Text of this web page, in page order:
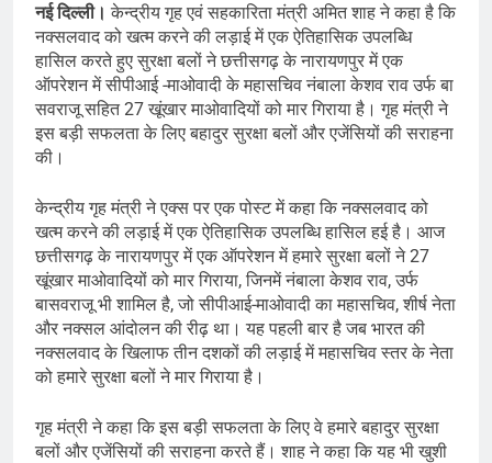
नई दिल्ली।केन्द्रीय गृह एवं सहकारिता मंत्री अमित शाह ने कहा है कि
नक्सलवाद को खत्म करने की लड़ाई में एक ऐतिहासिक उपलब्धि
हासिल करते हुए सुरक्षा बलों ने छत्तीसगढ़ के नारायणपुर में एक
ऑपरेशन में सीपीआई -माओवादी के महासचिव नंबाला केशव राव उर्फ बा​
सवराजू सहित 27 खूंखार माओवादियों को मार गिराया है। गृह मंत्री ने
इस बड़ी सफलता के लिए बहादुर सुरक्षा बलों और एजेंसियों की सराहना
की।
केन्द्रीय गृह मंत्री ने एक्स पर एक पोस्ट में कहा कि नक्सलवाद को
खत्म करने की लड़ाई में एक ऐतिहासिक उपलब्धि हासिल हई है। आज
छत्तीसगढ़ के नारायणपुर में एक ऑपरेशन में हमारे सुरक्षा बलों ने 27
खूंखार माओवादियों को मार गिराया, जिनमें नंबाला केशव राव, उर्फ
बासवराजू भी शामिल है, जो सीपीआई-माओवादी का महासचिव, शीर्ष नेता
और नक्सल आंदोलन की रीढ़ था। यह पहली बार है जब भारत की
नक्सलवाद के खिलाफ तीन दशकों की लड़ाई में महासचिव स्तर के नेता
को हमारे सुरक्षा बलों ने मार गिराया है।
गृह मंत्री ने कहा कि इस बड़ी सफलता के लिए वे हमारे बहादुर सुरक्षा
बलों और एजेंसियों की सराहना करते हैं। शाह ने कहा कि यह भी खुशी